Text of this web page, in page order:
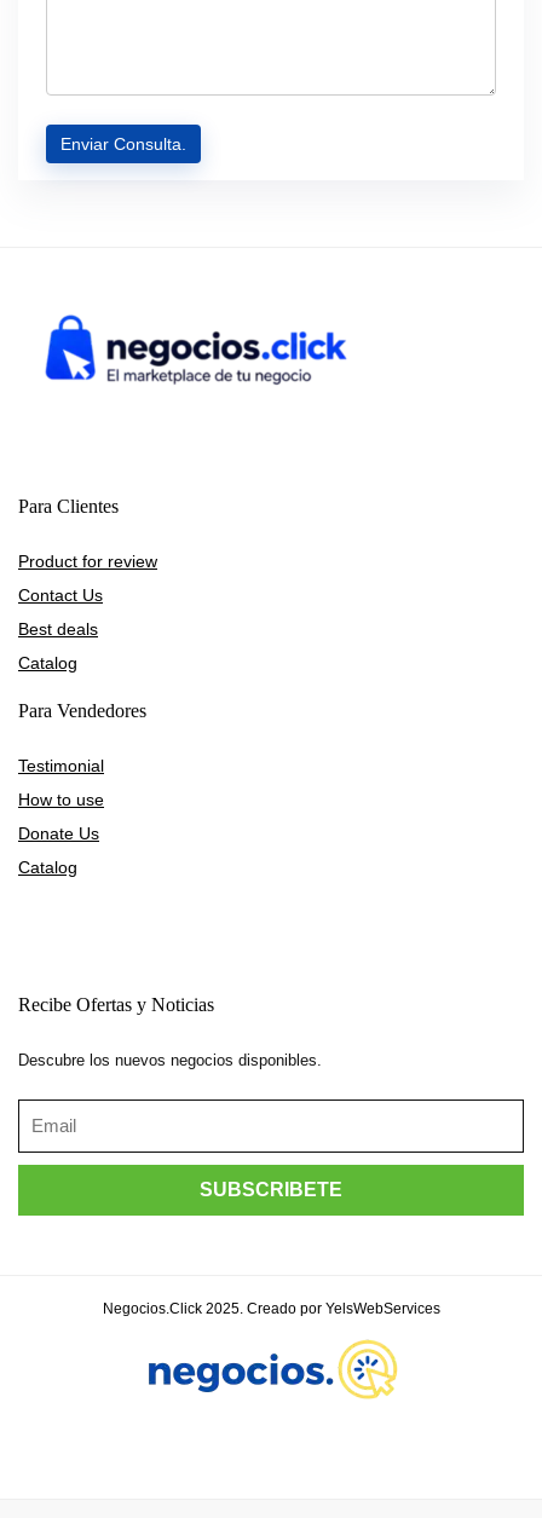
Para Clientes
Product for review
Contact Us
Best deals
Catalog
Para Vendedores
Testimonial
How to use
Donate Us
Catalog
Recibe Ofertas y Noticias
Descubre los nuevos negocios disponibles.
Negocios.Click 2025. Creado por YelsWebServices